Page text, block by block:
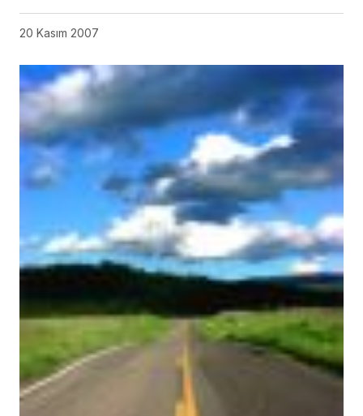
20 Kasım 2007